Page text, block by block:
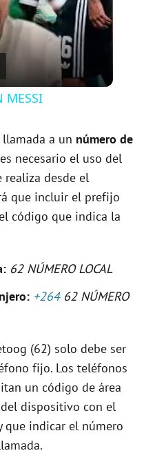
MESSI
a un número de
es necesario el uso del
desde el
que incluir el prefijo
código que indica la
62 NÚMERO LOCAL
+26462 NÚMERO
(62) solo debe ser
fijo. Los teléfonos
un código de área
dispositivo con el
que indicar el número